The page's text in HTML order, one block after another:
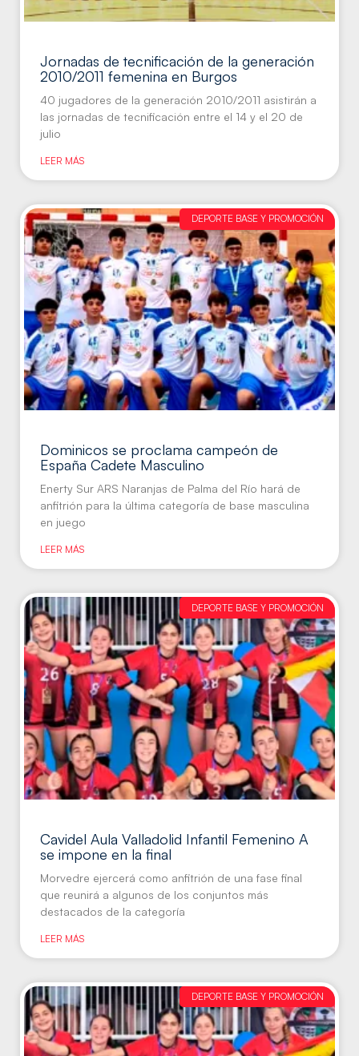
Jornadas de tecnificación de la generación
2010/2011 femenina en Burgos
40 jugadores de la generación 2010/2011 asistirán a
las jornadas de tecnificación entre el 14 y el 20 de
julio
LEER MÁS
DEPORTE BASE Y PROMOCIÓN
Dominicos se proclama campeón de
España Cadete Masculino
Enerty Sur ARS Naranjas de Palma del Río hará de
anfitrión para la última categoría de base masculina
en juego
LEER MÁS
DEPORTE BASE Y PROMOCIÓN
Cavidel Aula Valladolid Infantil Femenino A
se impone en la final
Morvedre ejercerá como anfitrión de una fase final
que reunirá a algunos de los conjuntos más
destacados de la categoría
LEER MÁS
DEPORTE BASE Y PROMOCIÓN